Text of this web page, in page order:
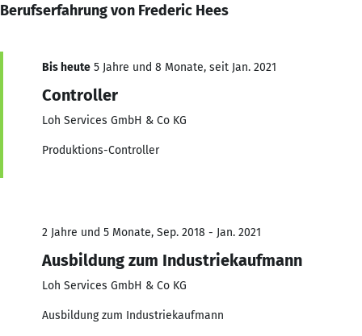
Berufserfahrung von Frederic Hees
Bis heute 5 Jahre und 8 Monate, seit Jan. 2021
Controller
Loh Services GmbH & Co KG
Produktions-Controller
2 Jahre und 5 Monate, Sep. 2018 - Jan. 2021
Ausbildung zum Industriekaufmann
Loh Services GmbH & Co KG
Ausbildung zum Industriekaufmann